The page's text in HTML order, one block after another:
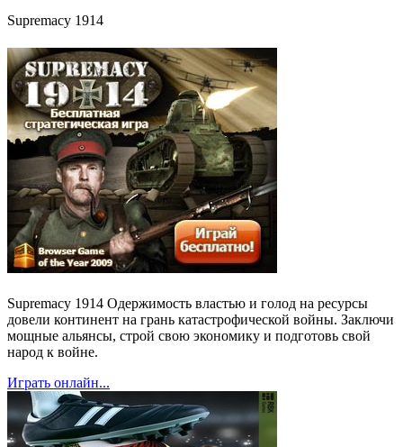
Supremacy 1914
Supremacy 1914 Одержимость властью и голод на ресурсы
довели континент на грань катастрофической войны. Заключи
мощные альянсы, строй свою экономику и подготовь свой
народ к войне.
Играть онлайн...